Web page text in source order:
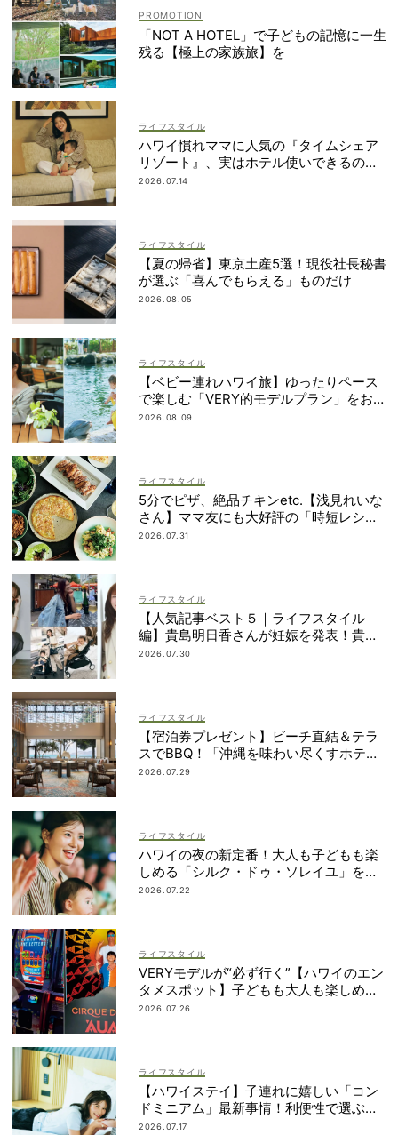
「NOT A HOTEL」で子どもの記憶に一生
残る【極上の家族旅】を
ライフスタイル
ハワイ慣れママに人気の『タイムシェア
リゾート』、実はホテル使いできるの知
ってた？
2026.07.14
ライフスタイル
【夏の帰省】東京土産5選！現役社長秘書
が選ぶ「喜んでもらえる」ものだけ
2026.08.05
ライフスタイル
【ベビー連れハワイ旅】ゆったりペース
で楽しむ「VERY的モデルプラン」をお届
け！
2026.08.09
ライフスタイル
5分でピザ、絶品チキンetc.【浅見れいな
さん】ママ友にも大好評の「時短レシ
ピ」４選
2026.07.31
ライフスタイル
【人気記事ベスト５｜ライフスタイル
編】貴島明日香さんが妊娠を発表！貴重
なインタビュー記事が続々
2026.07.30
ライフスタイル
【宿泊券プレゼント】ビーチ直結＆テラ
スでBBQ！「沖縄を味わい尽くすホテ
ル」2段ベッドやコネクティングルームも
2026.07.29
ライフスタイル
ハワイの夜の新定番！大人も子どもも楽
しめる「シルク・ドゥ・ソレイユ」を体
験
2026.07.22
ライフスタイル
VERYモデルが“必ず行く”【ハワイのエン
タメスポット】子どもも大人も楽しめる
ものって？
2026.07.26
ライフスタイル
【ハワイステイ】子連れに嬉しい「コン
ドミニアム」最新事情！利便性で選ぶな
ら？
2026.07.17